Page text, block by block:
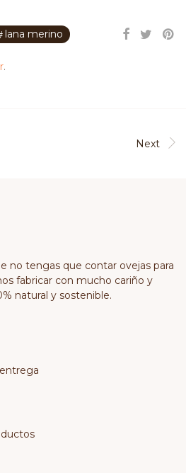
lana merino
.
Next
no tengas que contar ovejas para
fabricar con mucho cariño y
natural y sostenible.